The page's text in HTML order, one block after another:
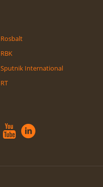
Rosbalt
RBK
Sputnik International
RT